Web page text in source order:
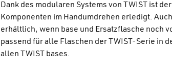
Dank des modularen Systems von TWIST ist
Komponenten im Handumdrehen erledigt.
erhältlich, wenn base und Ersatzflasche noch
passend für alle Flaschen der TWIST-Serie in
allen TWIST bases.